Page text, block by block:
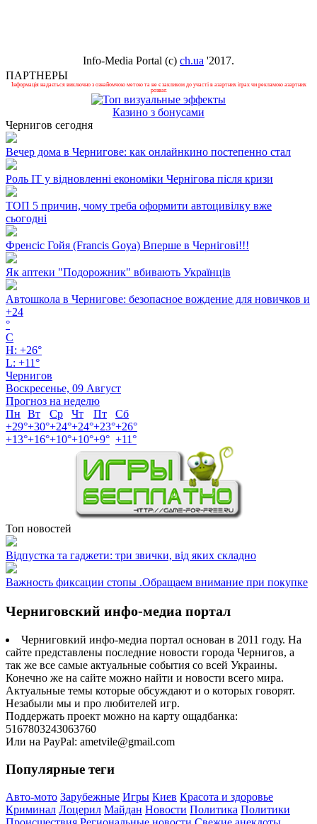
Info-Media Portal (c) ch.ua '2017.
ПАРТНЕРЫ
Інформація надається виключно з ознайомчою метою та не є закликом до участі в азартних іграх чи рекламою азартних
розваг.
Казино з бонусами
Чернигов сегодня
Вечер дома в Чернигове: как онлайнкино постепенно стал
Роль ІТ у відновленні економіки Чернігова після кризи
ТОП 5 причин, чому треба оформити автоцивілку вже
сьогодні
Френсіс Гойя (Francis Goya) Вперше в Чернігові!!!
Як аптеки "Подорожник" вбивають Українців
Автошкола в Чернигове: безопасное вождение для новичков и
+24
°
C
H: +26°
L: +11°
Чернигов
Воскресенье, 09 Август
Прогноз на неделю
Пн
Вт Ср Чт Пт
Сб
+29°+30°+24°+24°+23°+26°
+13°+16°+10°+10°+9° +11°
Топ новостей
Відпустка та гаджети: три звички, від яких складно
Важность фиксации стопы .Обращаем внимание при покупке
Черниговский инфо-медиа портал
Черниговкий инфо-медиа портал основан в 2011 году. На
сайте представлены последние новости города Чернигов, а
так же все самые актуальные события со всей Украины.
Конечно же на сайте можно найти и новости всего мира.
Актуальные темы которые обсуждают и о которых говорят.
Незабыли мы и про любителей игр.
Поддержать проект можно на карту ощадбанка:
5167803243063760
Или на PayPal: ametvile@gmail.com
Популярные теги
Авто-мото Зарубежные Игры Киев Красота и здоровье
Криминал Лоцерил Майдан Новости Политика Политики